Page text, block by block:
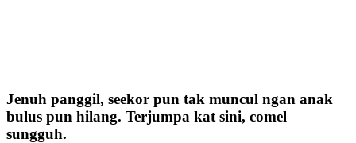
Jenuh panggil, seekor pun tak muncul ngan anak
bulus pun hilang. Terjumpa kat sini, comel
sungguh.